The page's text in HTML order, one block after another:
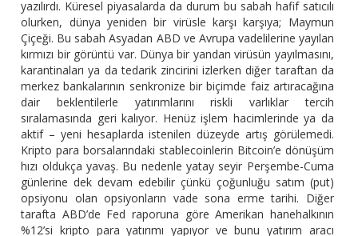
yazılırdı. Küresel piyasalarda da durum bu sabah hafif satıcılı
olurken, dünya yeniden bir virüsle karşı karşıya; Maymun
Çiçeği. Bu sabah Asyadan ABD ve Avrupa vadelilerine yayılan
kırmızı bir görüntü var. Dünya bir yandan virüsün yayılmasını,
karantinaları ya da tedarik zincirini izlerken diğer taraftan da
merkez bankalarının senkronize bir biçimde faiz artıracağına
dair beklentilerle yatırımlarını riskli varlıklar tercih
sıralamasında geri kalıyor. Henüz işlem hacimlerinde ya da
aktif – yeni hesaplarda istenilen düzeyde artış görülemedi.
Kripto para borsalarındaki stablecoinlerin Bitcoin’e dönüşüm
hızı oldukça yavaş. Bu nedenle yatay seyir Perşembe-Cuma
günlerine dek devam edebilir çünkü çoğunluğu satım (put)
opsiyonu olan opsiyonların vade sona erme tarihi. Diğer
tarafta ABD’de Fed raporuna göre Amerikan hanehalkının
%12’si kripto para yatırımı yapıyor ve bunu yatırım aracı